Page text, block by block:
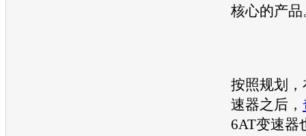
核心的产品
按照规划
速器之后，
6AT变速器